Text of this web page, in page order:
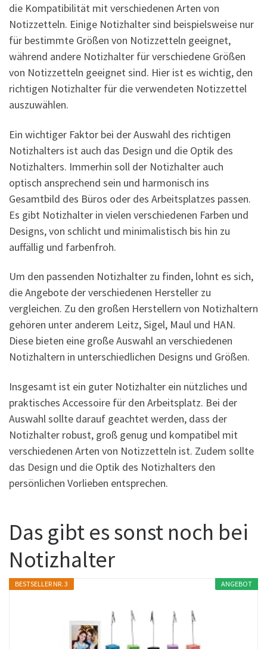
die Kompatibilität mit verschiedenen Arten von
Notizzetteln. Einige Notizhalter sind beispielsweise nur
für bestimmte Größen von Notizzetteln geeignet,
während andere Notizhalter für verschiedene Größen
von Notizzetteln geeignet sind. Hier ist es wichtig, den
richtigen Notizhalter für die verwendeten Notizzettel
auszuwählen.
Ein wichtiger Faktor bei der Auswahl des richtigen
Notizhalters ist auch das Design und die Optik des
Notizhalters. Immerhin soll der Notizhalter auch
optisch ansprechend sein und harmonisch ins
Gesamtbild des Büros oder des Arbeitsplatzes passen.
Es gibt Notizhalter in vielen verschiedenen Farben und
Designs, von schlicht und minimalistisch bis hin zu
auffällig und farbenfroh.
Um den passenden Notizhalter zu finden, lohnt es sich,
die Angebote der verschiedenen Hersteller zu
vergleichen. Zu den großen Herstellern von Notizhaltern
gehören unter anderem Leitz, Sigel, Maul und HAN.
Diese bieten eine große Auswahl an verschiedenen
Notizhaltern in unterschiedlichen Designs und Größen.
Insgesamt ist ein guter Notizhalter ein nützliches und
praktisches Accessoire für den Arbeitsplatz. Bei der
Auswahl sollte darauf geachtet werden, dass der
Notizhalter robust, groß genug und kompatibel mit
verschiedenen Arten von Notizzetteln ist. Zudem sollte
das Design und die Optik des Notizhalters den
persönlichen Vorlieben entsprechen.
Das gibt es sonst noch bei
Notizhalter
ANGEBOT
BESTSELLER NR. 3